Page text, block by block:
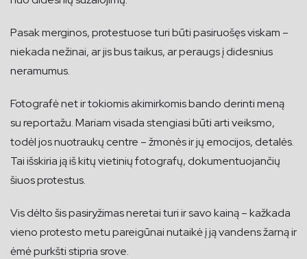
Pasak merginos, protestuose turi būti pasiruošęs viskam –
niekada nežinai, ar jis bus taikus, ar peraugs į didesnius
neramumus.
Fotografė net ir tokiomis akimirkomis bando derinti meną
su reportažu. Mariam visada stengiasi būti arti veiksmo,
todėl jos nuotraukų centre – žmonės ir jų emocijos, detalės.
Tai išskiria ją iš kitų vietinių fotografų, dokumentuojančių
šiuos protestus.
Vis dėlto šis pasiryžimas neretai turi ir savo kainą – kažkada
vieno protesto metu pareigūnai nutaikė į ją vandens žarną ir
ėmė purkšti stipria srove.